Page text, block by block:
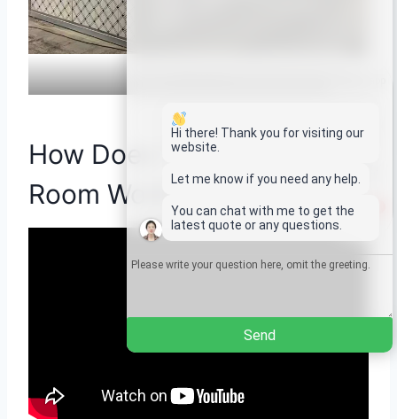
How Does The Drying
Room Work?
Wechat
Chat
Hi there! Thank you for visiting our
website.
Let me know if you need any help.
You can chat with me to get the
latest quote or any questions.
Send